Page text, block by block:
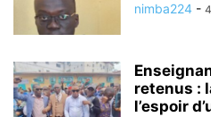
nimba224 -
retenus :
l’espoir